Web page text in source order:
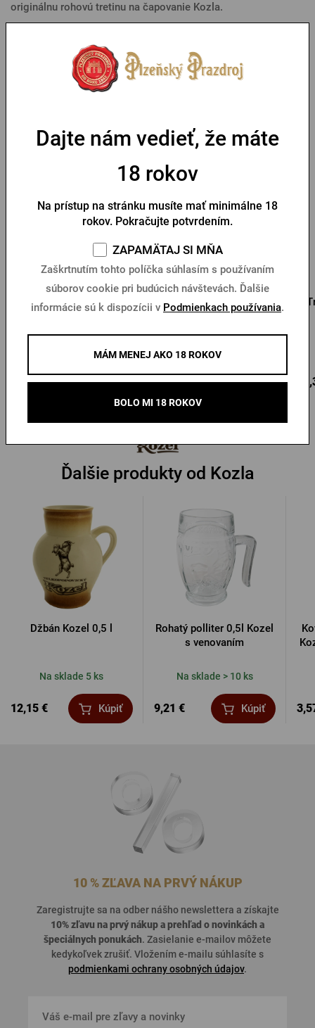
originálnu rohovú tretinu na čapovanie Kozla.
keďže ide o výrobok na mieru, požadujeme platbu vopred.
Mohlo by sa vám páčiť
Pilsner Urquell 0,5l s
Na sklade > 10 ks
12,15 € Kúpiť
Pilsner Urquell 0,3l s
venovaním
Na sklade > 10 ks
11,32 € Kúpiť
Ďalšie produkty od Kozla
Džbán Kozel 0,5 l
Na sklade 5 ks
12,15 € Kúpiť
Rohatý polliter 0,5l Kozel
s venovaním
Na sklade > 10 ks
9,21 € Kúpiť
10 % ZĽAVA NA PRVÝ NÁKUP
Zaregistrujte sa na odber nášho newslettera a získajte
10% zľavu na prvý nákup a prehľad onovinkách a
špeciálnych ponukách. Zasielanie e-mailov môžete
kedykoľvek zrušiť. Vložením e-mailu súhlasíte s
podmienkami ochrany osobných údajov.
Dajte nám vedieť, že máte
18 rokov
Na prístup na stránku musíte mať minimálne 18
rokov. Pokračujte potvrdením.
ZAPAMÄTAJ SI MŇA
Zaškrtnutím tohto políčka súhlasím s používaním
súborov cookie pri budúcich návštevách. Ďalšie
informácie sú k dispozícii v Podmienkach používania.
MÁM MENEJ AKO 18 ROKOV
BOLO MI 18 ROKOV